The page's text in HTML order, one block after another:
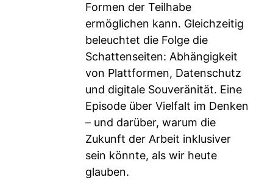
Formen der Teilhabe
ermöglichen kann. Gleichzeitig
beleuchtet die Folge die
Schattenseiten: Abhängigkeit
von Plattformen, Datenschutz
und digitale Souveränität. Eine
Episode über Vielfalt im Denken
– und darüber, warum die
Zukunft der Arbeit inklusiver
sein könnte, als wir heute
glauben.